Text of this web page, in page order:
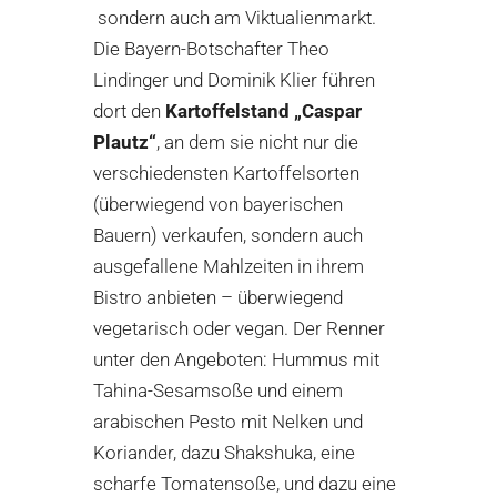
sondern auch am Viktualienmarkt.
Die Bayern-Botschafter Theo
Lindinger und Dominik Klier führen
dort den Kartoffelstand „Caspar
Plautz“, an dem sie nicht nur die
verschiedensten Kartoffelsorten
(überwiegend von bayerischen
Bauern) verkaufen, sondern auch
ausgefallene Mahlzeiten in ihrem
Bistro anbieten – überwiegend
vegetarisch oder vegan. Der Renner
unter den Angeboten: Hummus mit
Tahina-Sesamsoße und einem
arabischen Pesto mit Nelken und
Koriander, dazu Shakshuka, eine
scharfe Tomatensoße, und dazu eine